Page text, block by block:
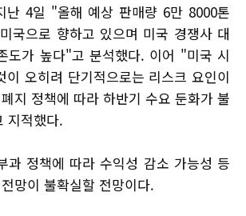
난 4일 "올해 예상 판매량 6만 8000톤
국으로 향하고 있으며 미국 경쟁사 대
도가 높다"고 분석했다. 이어 "미국 시
이 오히려 단기적으로는 리스크 요인이
지 정책에 따라 하반기 수요 둔화가 불
지적했다.
과 정책에 따라 수익성 감소 가능성 등
망이 불확실할 전망이다.